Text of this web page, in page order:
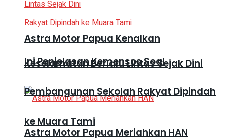
Astra Motor Papua Kenalkan
Keselamatan Berlalu Lintas Sejak Dini
Astra Motor Papua Meriahkan HAN
Ini Penjelasan Kemensos Soal
Pembangunan Sekolah Rakyat Dipindah
ke Muara Tami